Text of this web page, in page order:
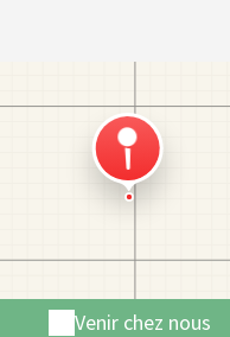
Venir chez nous